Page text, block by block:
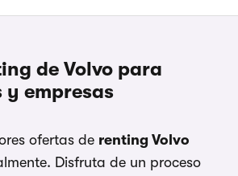
de Volvo para
empresas
ofertas de renting Volvo
Disfruta de un proceso